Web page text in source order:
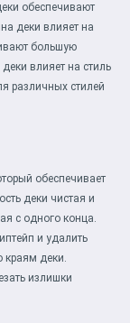
обеспечивают
деки влияет на
большую
влияет на стиль
различных стилей
обеспечивает
деки чистая и
с одного конца.
и удалить
краям деки.
излишки